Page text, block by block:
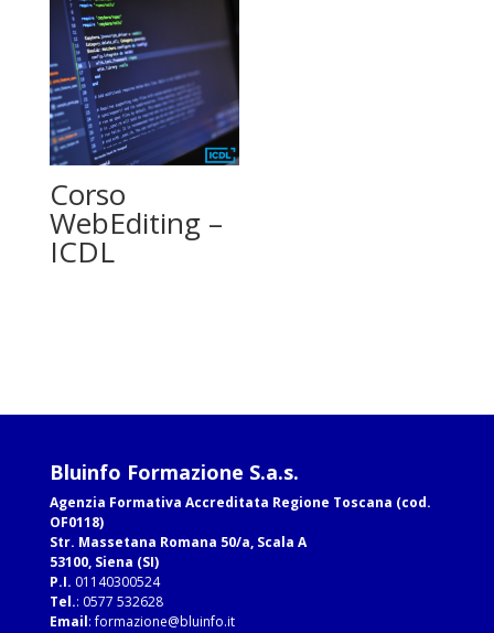
Corso
WebEditing –
ICDL
Bluinfo Formazione S.a.s.
Agenzia Formativa Accreditata Regione Toscana (cod.
OF0118)
Str. Massetana Romana 50/a, Scala A
53100, Siena (SI)
P.I. 01140300524
Tel.: 0577 532628
Email:formazione@bluinfo.it